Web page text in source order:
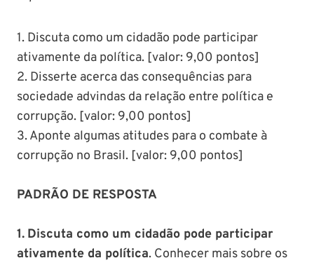
1. Discuta como um cidadão pode participar
ativamente da política. [valor: 9,00 pontos]
2. Disserte acerca das consequências para
sociedade advindas da relação entre política e
corrupção. [valor: 9,00 pontos]
3. Aponte algumas atitudes para o combate à
corrupção no Brasil. [valor: 9,00 pontos]
PADRÃO DE RESPOSTA
1. Discuta como um cidadão pode participar
ativamente da política. Conhecer mais sobre os